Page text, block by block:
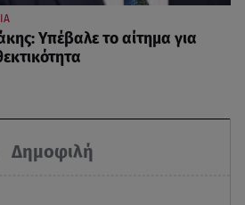
Δημοφιλή
Υπέβαλε το αίτημα για